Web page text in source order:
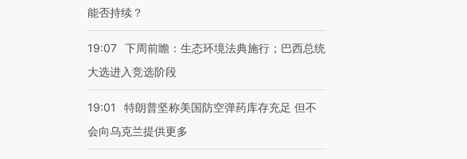
能否持续？
19:07 下周前瞻：生态环境法典施行；巴西总统
大选进入竞选阶段
19:01
特朗普坚称美国防空弹药库存充足 但不
会向乌克兰提供更多